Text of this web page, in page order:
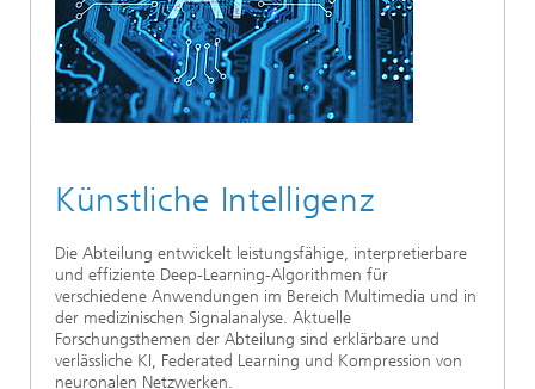
Künstliche Intelligenz
Die Abteilung entwickelt leistungsfähige, interpretierbare
und effiziente Deep-Learning-Algorithmen für
verschiedene Anwendungen im Bereich Multimedia und in
der medizinischen Signalanalyse. Aktuelle
Forschungsthemen der Abteilung sind erklärbare und
verlässliche KI, Federated Learning und Kompression von
neuronalen Netzwerken.